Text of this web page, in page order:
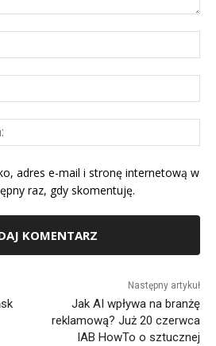
adres e-mail i stronę internetową w
raz, gdy skomentuję.
Następny artykuł
Jak AI wpływa na branżę
reklamową? Już 20 czerwca
IAB HowTo o sztucznej